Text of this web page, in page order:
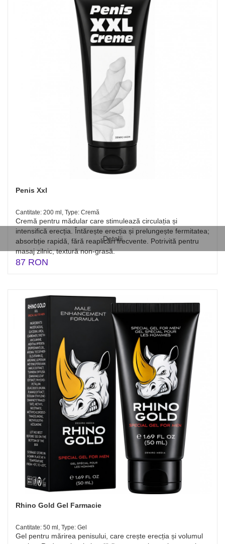
Detalii
Penis Xxl
Cantitate: 200 ml, Type: Cremă
Cremă pentru mădular care stimulează circulația și
intensifică erecția. Întărește erecția și prelungește fermitatea;
absorbție rapidă, fără reaplicări frecvente. Potrivită pentru
masaj zilnic, textură non-grasă.
87 RON
Rhino Gold Gel Farmacie
Cantitate: 50 ml, Type: Gel
Gel pentru mărirea penisului, care crește erecția și volumul